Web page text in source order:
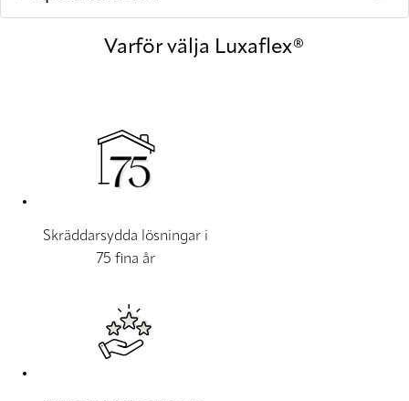
Varför välja Luxaflex®
Skräddarsydda lösningar i
75 fina år